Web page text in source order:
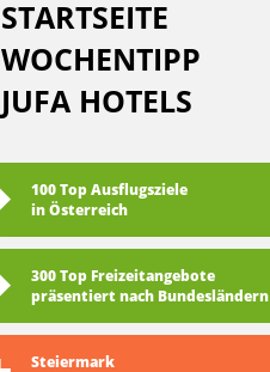
STARTSEITE
WOCHENTIPP
JUFA HOTELS
100 Top Ausflugsziele
in Österreich
300 Top Freizeitangebote
präsentiert nach Bundesländern
Steiermark